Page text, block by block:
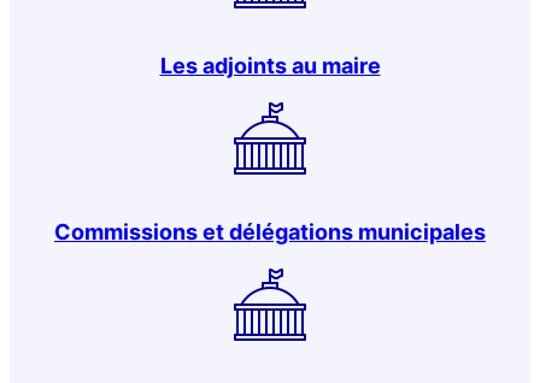
Les adjoints au maire
Commissions et délégations municipales